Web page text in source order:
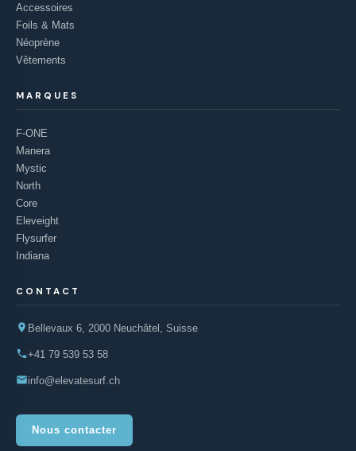
Accessoires
Foils & Mats
Néoprène
Vêtements
MARQUES
F-ONE
Manera
Mystic
North
Core
Eleveight
Flysurfer
Indiana
CONTACT
Bellevaux 6, 2000 Neuchâtel, Suisse
+41 79 539 53 58
info@elevatesurf.ch
Nous contacter